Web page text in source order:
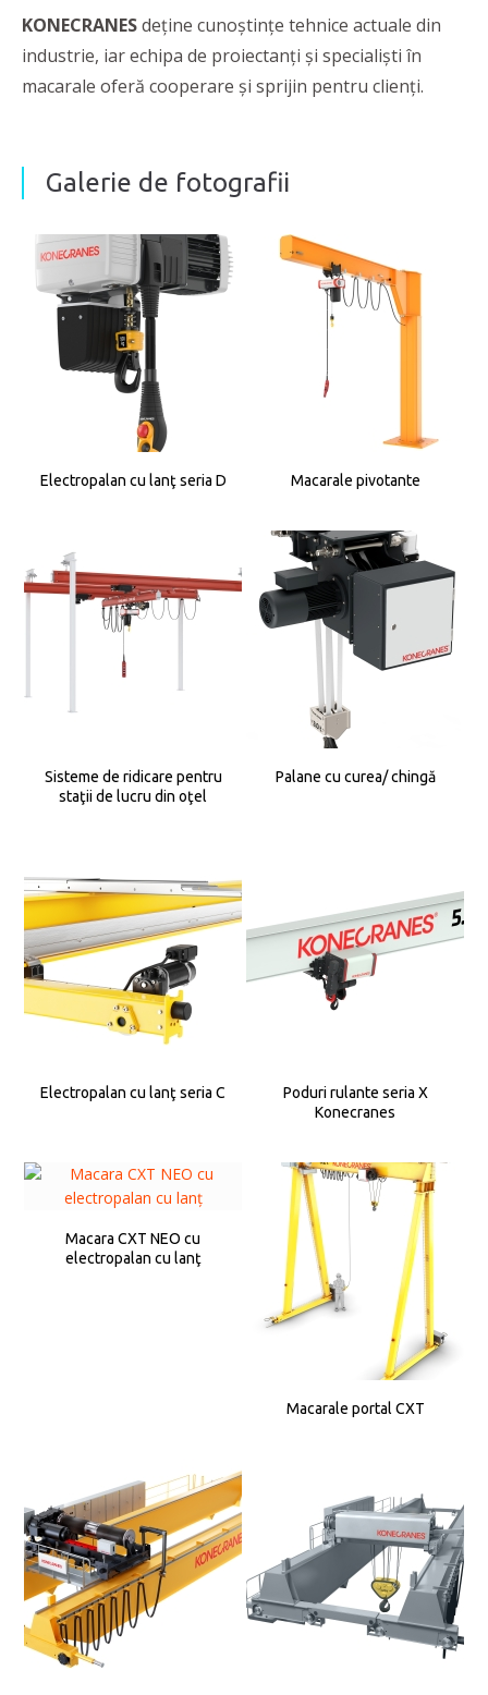
KONECRANESdeține cunoștințe tehnice actuale din
industrie, iar echipa de proiectanți și specialiști în
macarale oferă cooperare și sprijin pentru clienți.
Galerie de fotografii
Electropalan cu lanţ seria D Macarale pivotante
Sisteme de ridicare pentru
staţii de lucru din oţel
Palane cu curea/ chingă
Electropalan cu lanţ seria C
Poduri rulante seria X
Konecranes
Macara CXT NEO cu
electropalan cu lanţ
Macarale portal CXT